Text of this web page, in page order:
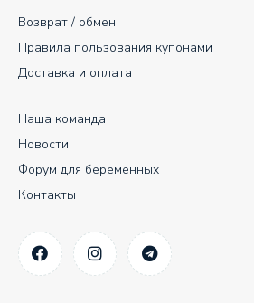
Наша команда
Новости
Форум для беременных
Контакты
Возврат / обмен
Правила пользования купонами
Доставка и оплата